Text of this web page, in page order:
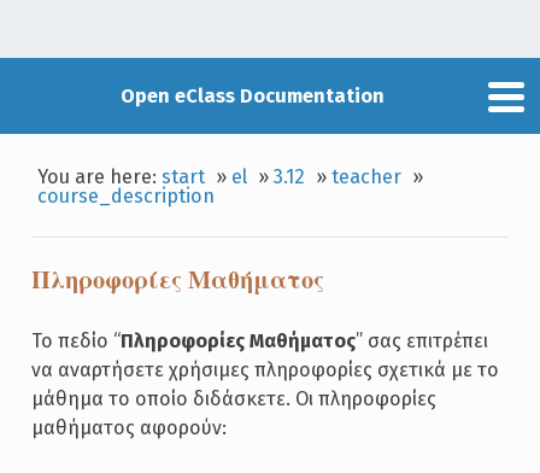
Open eClass Documentation
You are here:start » el »3.12 »teacher »
course_description
Πληροφορίες Μαθήματος
Το πεδίο “Πληροφορίες Μαθήματος” σας επιτρέπει
να αναρτήσετε χρήσιμες πληροφορίες σχετικά με το
μάθημα το οποίο διδάσκετε. Οι πληροφορίες
μαθήματος αφορούν: